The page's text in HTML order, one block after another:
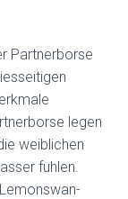
Partnerborse
legen
weiblichen
fuhlen.